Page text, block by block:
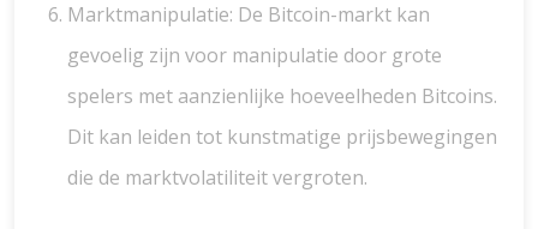
Marktmanipulatie: De Bitcoin-markt kan
gevoelig zijn voor manipulatie door grote
spelers met aanzienlijke hoeveelheden Bitcoins.
Dit kan leiden tot kunstmatige prijsbewegingen
die de marktvolatiliteit vergroten.